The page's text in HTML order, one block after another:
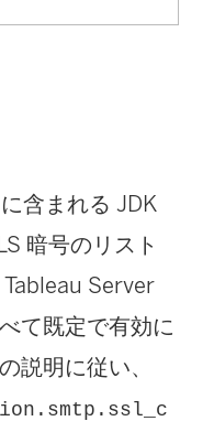
含まれる JDK
暗号のリスト
Server
て既定で有効に
説明に従い、